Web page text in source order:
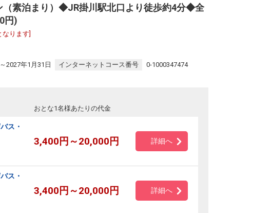
（素泊まり）◆JR掛川駅北口より徒歩約4分◆全
円)
ります]
2027年1月31日 インターネットコース番号 0-1000347474
おとな1名様あたりの代金
ス・
3,400円～20,000円 詳細へ
ス・
3,400円～20,000円 詳細へ